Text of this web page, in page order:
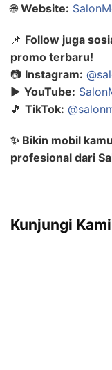
🌐 Website:
📌 Follow juga
promo terbaru!
📷 Instagram:
▶️ YouTube:
🎵 TikTok:
✨ Bikin mobil
profesional dari
Kunjungi Kami